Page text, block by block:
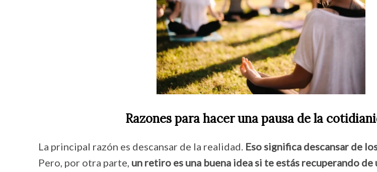
Razones para hacer una pausa de la
La principal razón es descansar de la realidad. Eso significa descansar de
Pero, por otra parte, un retiro es una buena idea si te estás recuperando